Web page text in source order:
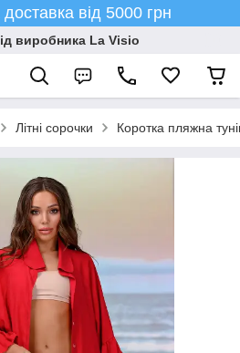
від 5000 грн
виробника La Visio
Літні сорочки Коротка пляжна